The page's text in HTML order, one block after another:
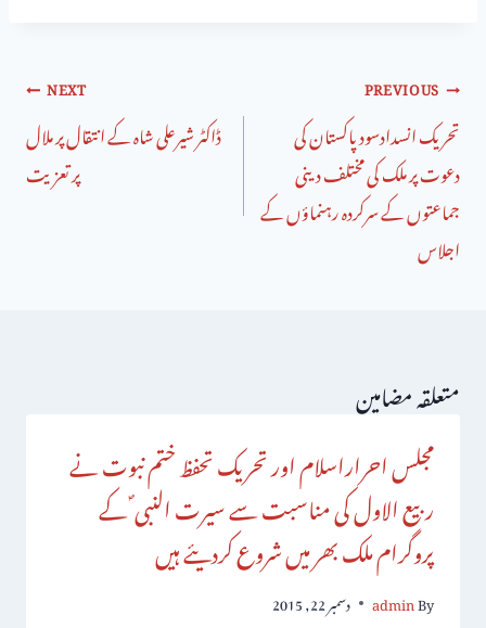
PREVIOUS
تحریک انسدادسودپاکستان کی
دعوت پر ملک کی مختلف دینی
جماعتوں کے سرکردہ رہنماؤں کے
اجلاس
NEXT
ڈاکٹر شیرعلی شاہ کے انتقال پر ملال
پر تعزیت
متعلقہ مضامین
مجلس احراراسلام اور تحریک تحفظ ختم نبوت نے
ربیع الاول کی مناسبت سے سیرت النبی ؐ کے
پروگرام ملک بھر میں شروع کردیئے ہیں
By
admin دسمبر 22, 2015